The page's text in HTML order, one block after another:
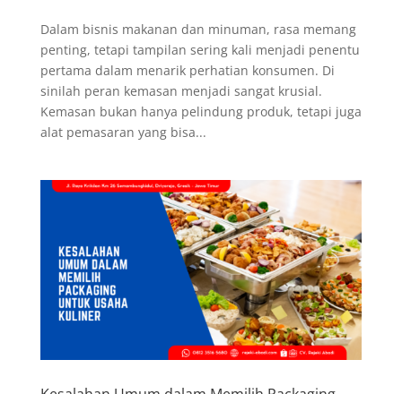
Dalam bisnis makanan dan minuman, rasa memang
penting, tetapi tampilan sering kali menjadi penentu
pertama dalam menarik perhatian konsumen. Di
sinilah peran kemasan menjadi sangat krusial.
Kemasan bukan hanya pelindung produk, tetapi juga
alat pemasaran yang bisa...